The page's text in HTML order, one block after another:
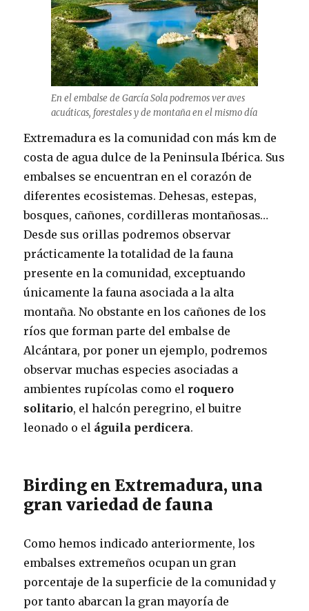
En el embalse de García Sola podremos ver aves
acuáticas, forestales y de montaña en el mismo día
Extremadura es la comunidad con más km de
costa de agua dulce de la Peninsula Ibérica. Sus
embalses se encuentran en el corazón de
diferentes ecosistemas. Dehesas, estepas,
bosques, cañones, cordilleras montañosas…
Desde sus orillas podremos observar
prácticamente la totalidad de la fauna
presente en la comunidad, exceptuando
únicamente la fauna asociada a la alta
montaña. No obstante en los cañones de los
ríos que forman parte del embalse de
Alcántara, por poner un ejemplo, podremos
observar muchas especies asociadas a
ambientes rupícolas como el roquero
solitario, el halcón peregrino, el buitre
leonado o el águila perdicera.
Birding en Extremadura, una
gran variedad de fauna
Como hemos indicado anteriormente, los
embalses extremeños ocupan un gran
porcentaje de la superficie de la comunidad y
por tanto abarcan la gran mayoría de